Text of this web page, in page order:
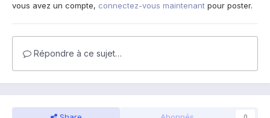
vous avez un compte, connectez-vous maintenant pour poster.
Répondre à ce sujet…